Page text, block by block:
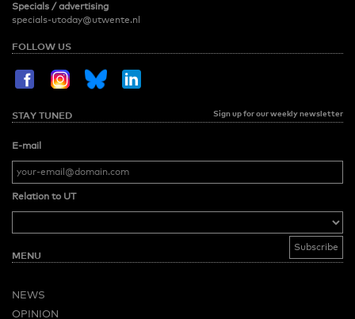
Specials / advertising
specials-utoday@utwente.nl
FOLLOW US
STAY TUNED Sign up for our weekly newsletter
E-mail
Relation to UT
MENU
NEWS
OPINION